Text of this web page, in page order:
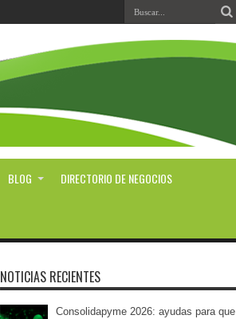
BLOG DIRECTORIO DE NEGOCIOS
NOTICIAS RECIENTES
Consolidapyme 2026: ayudas para que